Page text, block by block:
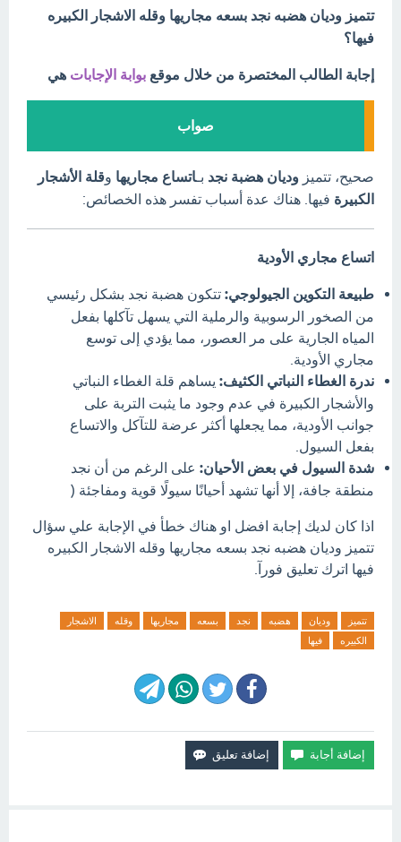
تتميز وديان هضبه نجد بسعه مجاريها وقله الاشجار الكبيره
فيها؟
إجابة الطالب المختصرة من خلال موقع بوابة الإجابات هي
صواب
صحيح، تتميز وديان هضبة نجد بـاتساع مجاريها وقلة الأشجار
الكبيرة فيها. هناك عدة أسباب تفسر هذه الخصائص:
اتساع مجاري الأودية
طبيعة التكوين الجيولوجي: تتكون هضبة نجد بشكل رئيسي
من الصخور الرسوبية والرملية التي يسهل تآكلها بفعل
المياه الجارية على مر العصور، مما يؤدي إلى توسع
مجاري الأودية.
ندرة الغطاء النباتي الكثيف: يساهم قلة الغطاء النباتي
والأشجار الكبيرة في عدم وجود ما يثبت التربة على
جوانب الأودية، مما يجعلها أكثر عرضة للتآكل والاتساع
بفعل السيول.
شدة السيول في بعض الأحيان: على الرغم من أن نجد
منطقة جافة، إلا أنها تشهد أحيانًا سيولًا قوية ومفاجئة (
اذا كان لديك إجابة افضل او هناك خطأ في الإجابة علي سؤال
تتميز وديان هضبه نجد بسعه مجاريها وقله الاشجار الكبيره
فيها اترك تعليق فورآ.
تتميز وديان هضبه نجد بسعه مجاريها وقله
الاشجار
الكبيره
فيها